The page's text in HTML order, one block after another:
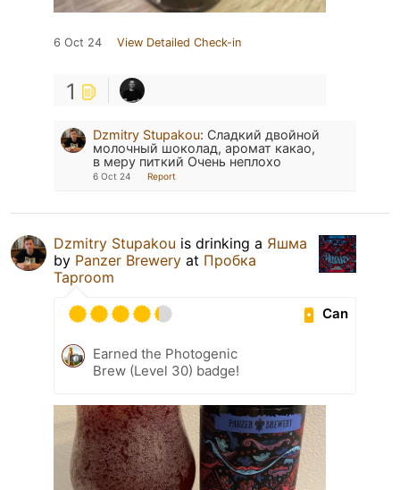
6 Oct 24 View Detailed Check-in
1
Dzmitry Stupakou: Сладкий двойной
молочный шоколад, аромат какао,
в меру питкий Очень неплохо
6 Oct 24 Report
Dzmitry Stupakou is drinking a Яшма
by Panzer Brewery at Пробка
Taproom
Can
Earned the Photogenic
Brew (Level 30) badge!